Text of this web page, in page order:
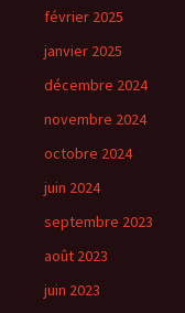
février 2025
janvier 2025
décembre 2024
novembre 2024
octobre 2024
juin 2024
septembre 2023
août 2023
juin 2023